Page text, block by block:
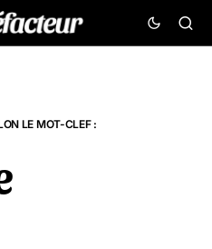
LE MOT-CLEF :